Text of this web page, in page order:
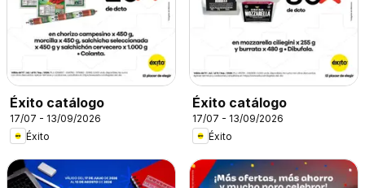
Éxito catálogo
17/07 - 13/09/2026
Éxito
Éxito catálogo
17/07 - 13/09/2026
Éxito